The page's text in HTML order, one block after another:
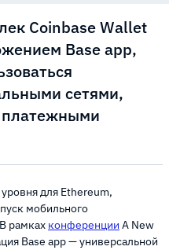
Coinbase Wallet
Base app,
сетями,
для Ethereum,
мобильного
рамках конференции A New
Base app — универсальной